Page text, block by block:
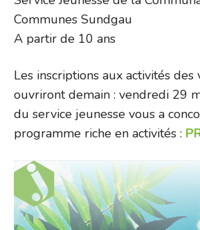
Communes Sundgau
A partir de 10 ans
Les inscriptions aux activités des
ouvriront demain : vendredi 29
du service jeunesse vous a
programme riche en activités :